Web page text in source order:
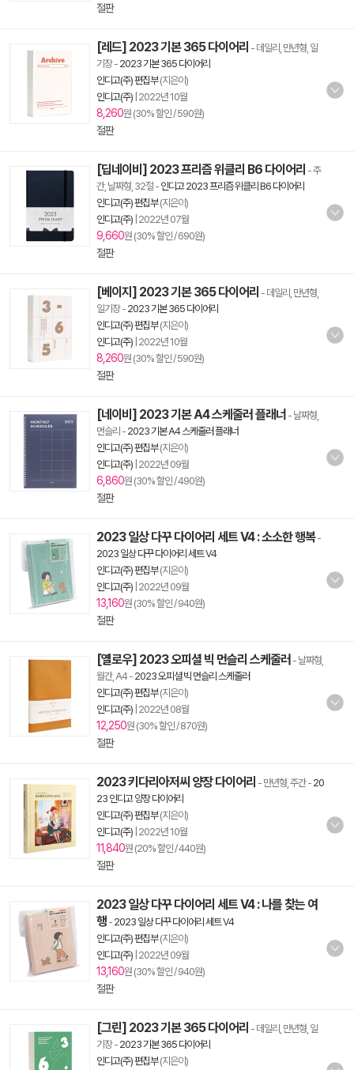
절판
[레드] 2023 기본 365 다이어리 - 데일리, 만년형, 일
기장- 2023 기본 365 다이어리
인디고(주) 편집부(지은이)
인디고(주) 2022년 10월
8,260원 (30% 할인 / 590원)
절판
[딥네이비] 2023 프리즘 위클리 B6 다이어리 - 주
간, 날짜형, 32절 - 인디고 2023 프리즘 위클리 B6 다이어리
인디고(주) 편집부(지은이)
인디고(주) 2022년 07월
9,660원 (30% 할인 / 690원)
절판
[베이지] 2023 기본 365 다이어리 - 데일리, 만년형,
일기장- 2023 기본 365 다이어리
인디고(주) 편집부(지은이)
인디고(주) 2022년 10월
8,260원 (30% 할인 / 590원)
절판
[네이비] 2023 기본 A4 스케줄러 플래너 - 날짜형,
먼슬리 - 2023 기본 A4 스케줄러 플래너
인디고(주) 편집부(지은이)
인디고(주) 2022년 09월
6,860원 (30% 할인 / 490원)
절판
2023 일상 다꾸 다이어리 세트 V4 : 소소한 행복-
2023 일상 다꾸 다이어리 세트 V4
인디고(주) 편집부(지은이)
인디고(주) 2022년 09월
13,160원 (30% 할인 / 940원)
절판
[옐로우] 2023 오피셜 빅 먼슬리 스케줄러 - 날짜형,
월간, A4- 2023 오피셜 빅 먼슬리 스케줄러
인디고(주) 편집부(지은이)
인디고(주) 2022년 08월
12,250원 (30% 할인 / 870원)
절판
2023 키다리아저씨 양장 다이어리 - 만년형, 주간- 20
23 인디고 양장 다이어리
인디고(주) 편집부(지은이)
인디고(주) 2022년 10월
11,840원 (20% 할인 / 440원)
절판
2023 일상 다꾸 다이어리 세트 V4 : 나를 찾는 여
행 - 2023 일상 다꾸 다이어리 세트 V4
인디고(주) 편집부(지은이)
인디고(주) 2022년 09월
13,160원 (30% 할인 / 940원)
절판
[그린] 2023 기본 365 다이어리 - 데일리, 만년형, 일
기장- 2023 기본 365 다이어리
인디고(주) 편집부(지은이)